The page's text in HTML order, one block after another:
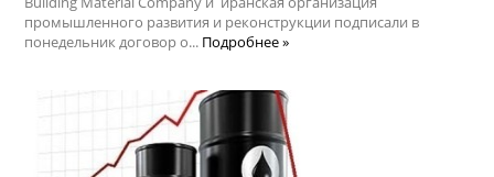
промышленного развития и реконструкции подписали в
понедельник договор о... Подробнее »